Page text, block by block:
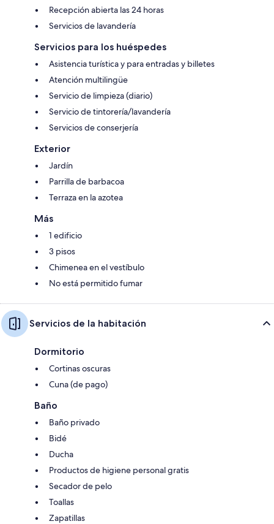
Recepción abierta las 24 horas
Servicios de lavandería
Servicios para los huéspedes
Asistencia turística y para entradas y billetes
Atención multilingüe
Servicio de limpieza (diario)
Servicio de tintorería/lavandería
Servicios de conserjería
Exterior
Jardín
Parrilla de barbacoa
Terraza en la azotea
Más
1 edificio
3 pisos
Chimenea en el vestíbulo
No está permitido fumar
Servicios de la habitación
Dormitorio
Cortinas oscuras
Cuna (de pago)
Baño
Baño privado
Bidé
Ducha
Productos de higiene personal gratis
Secador de pelo
Toallas
Zapatillas